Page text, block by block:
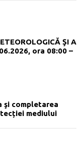
ŞI A
ora 08:00 –
şi completarea
mediului